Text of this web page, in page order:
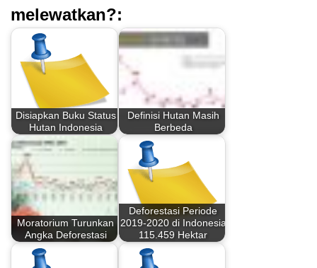
melewatkan?:
Disiapkan Buku Status
Hutan Indonesia
Definisi Hutan Masih
Berbeda
Moratorium Turunkan
Angka Deforestasi
Deforestasi Periode
2019-2020 di Indonesia
115.459 Hektar